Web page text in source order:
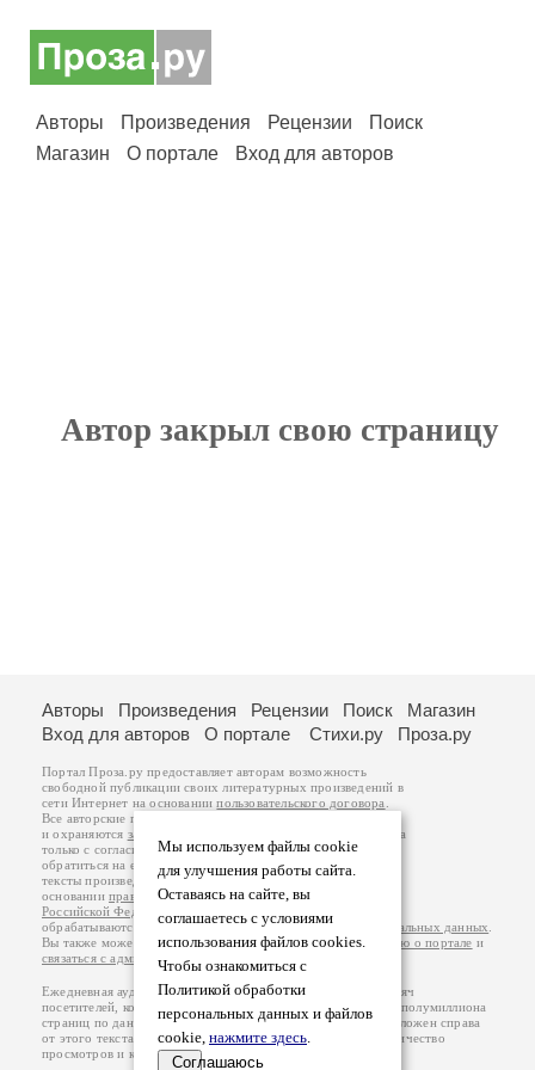
Авторы Произведения Рецензии
Поиск
Магазин
О портале Вход для авторов
Автор закрыл свою страницу
Мы используем файлы cookie
для улучшения работы сайта.
Оставаясь на сайте, вы
соглашаетесь с условиями
использования файлов cookies.
Чтобы ознакомиться с
Политикой обработки
персональных данных и файлов
cookie, нажмите здесь.
Соглашаюсь
Авторы Произведения Рецензии Поиск
Магазин
Вход для авторов
О портале Стихи.ру Проза.ру
Портал Проза.ру предоставляет авторам возможность
свободной публикации своих литературных произведений в
сети Интернет на основаниипользовательского договора
Все авторские права на произведения принадлежат авторам
и охраняются законом
. Перепечатка произведений возможна
только с согласия его автора, к которому вы можете
обратиться на его авторской странице. Ответственность за
тексты произведений авторы несут самостоятельно на
основанииправил публикацииизаконодательства
Российской Федерации
обрабатываются на основанииПолитики обработки персональных данных
Вы также можете посмотреть более подробнуюинформацию о портале и
связаться с администрацией
Ежедневная аудитория портала Проза.ру – порядка 100 тысяч
посетителей, которые в общей сумме просматривают более полумиллиона
страниц по данным счетчика посещаемости, который расположен справа
от этого текста. В каждой графе указано по две цифры: количество
просмотров и количество посетителей.